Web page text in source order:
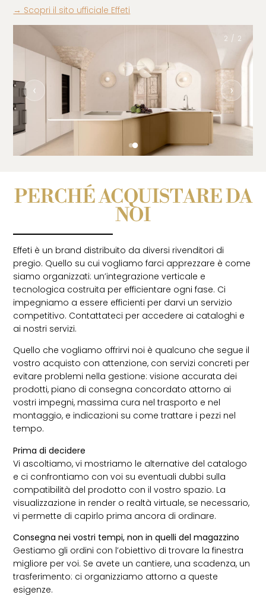
→ Scopri il sito ufficiale Effeti
‹ ›
2 / 2
PERCHÉ ACQUISTARE DA
NOI
Effeti è un brand distribuito da diversi rivenditori di
pregio. Quello su cui vogliamo farci apprezzare è come
siamo organizzati: un’integrazione verticale e
tecnologica costruita per efficientare ogni fase. Ci
impegniamo a essere efficienti per darvi un servizio
competitivo. Contattateci per accedere ai cataloghi e
ai nostri servizi.
Quello che vogliamo offrirvi noi è qualcuno che segue il
vostro acquisto con attenzione, con servizi concreti per
evitare problemi nella gestione: visione accurata dei
prodotti, piano di consegna concordato attorno ai
vostri impegni, massima cura nel trasporto e nel
montaggio, e indicazioni su come trattare i pezzi nel
tempo.
Prima di decidere
Vi ascoltiamo, vi mostriamo le alternative del catalogo
e ci confrontiamo con voi su eventuali dubbi sulla
compatibilità del prodotto con il vostro spazio. La
visualizzazione in render o realtà virtuale, se necessario,
vi permette di capirlo prima ancora di ordinare.
Consegna nei vostri tempi, non in quelli del magazzino
Gestiamo gli ordini con l’obiettivo di trovare la finestra
migliore per voi. Se avete un cantiere, una scadenza, un
trasferimento: ci organizziamo attorno a queste
esigenze.